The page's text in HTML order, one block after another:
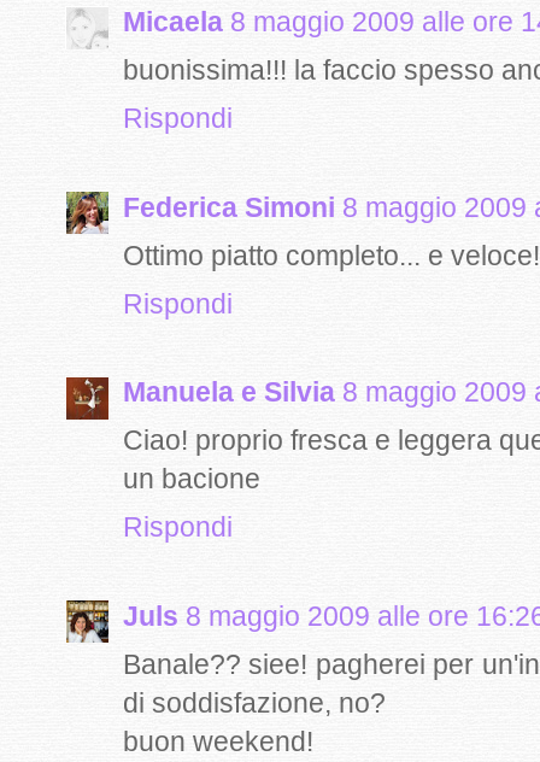
Micaela 8 maggio 2009 alle ore
buonissima!!! la faccio spesso
Rispondi
Federica Simoni 8 maggio 2009
Ottimo piatto completo... e
Rispondi
Manuela e Silvia 8 maggio 2009
Ciao! proprio fresca e leggera
un bacione
Rispondi
Juls 8 maggio 2009 alle ore
Banale?? siee! pagherei per
di soddisfazione, no?
buon weekend!